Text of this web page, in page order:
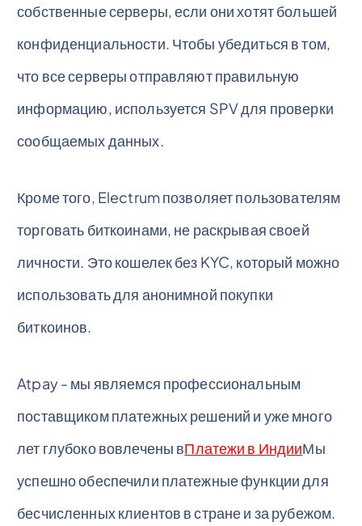
собственные серверы, если они хотят большей
конфиденциальности. Чтобы убедиться в том,
что все серверы отправляют правильную
информацию, используется SPV для проверки
сообщаемых данных.
Кроме того, Electrum позволяет пользователям
торговать биткоинами, не раскрывая своей
личности. Это кошелек без KYC, который можно
использовать для анонимной покупки
биткоинов.
Atpay - мы являемся профессиональным
поставщиком платежных решений и уже много
лет глубоко вовлечены вПлатежи в ИндииМы
успешно обеспечили платежные функции для
бесчисленных клиентов в стране и за рубежом.